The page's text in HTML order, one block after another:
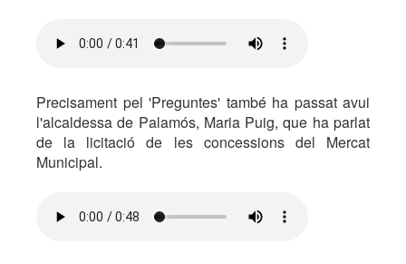
Precisament pel 'Preguntes' també ha passat avui
l'alcaldessa de Palamós, Maria Puig, que ha parlat
de la licitació de les concessions del Mercat
Municipal.